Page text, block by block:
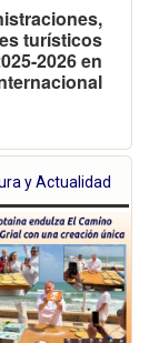
turísticos
2026 en
y Actualidad